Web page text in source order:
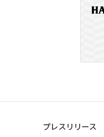
プレスリリース